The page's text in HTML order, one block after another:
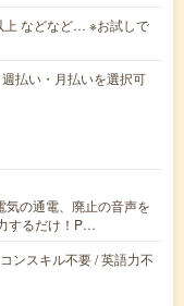
上 などなど… ※お試しで
払い・月払いを選択可
気の通電、廃止の音声を
するだけ！P…
ンスキル不要 / 英語力不